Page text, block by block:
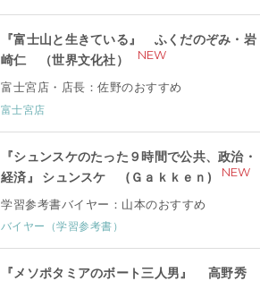
『富士山と生きている』 ふくだのぞみ・岩
崎仁 （世界文化社）
NEW
富士宮店・店長：佐野のおすすめ
富士宮店
『シュンスケのたった９時間で公共、政治・
経済』 シュンスケ (Ｇａｋｋｅｎ)
NEW
学習参考書バイヤー：山本のおすすめ
バイヤー（学習参考書）
『メソポタミアのボート三人男』 高野秀